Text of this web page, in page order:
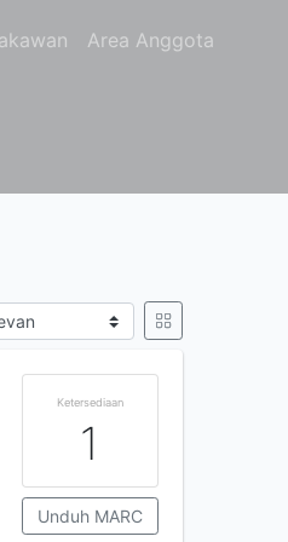
Area Anggota
Ketersediaan
1
Unduh MARC